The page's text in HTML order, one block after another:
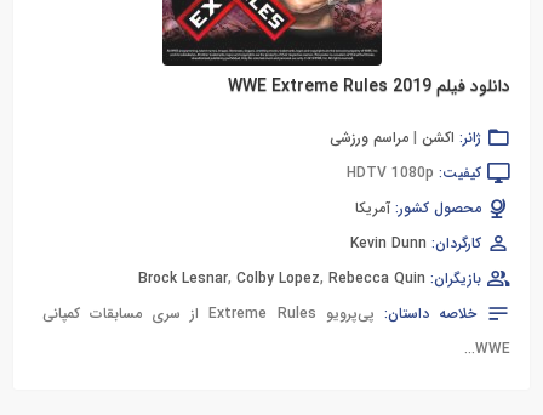
دانلود فیلم WWE Extreme Rules 2019
ژانر: اکشن | مراسم ورزشی
کیفیت: HDTV 1080p
محصول کشور: آمریکا
کارگردان: Kevin Dunn
بازیگران:
Brock Lesnar, Colby Lopez, Rebecca Quin
خلاصه داستان:
پی‌پرویو Extreme Rules از سری مسابقات کمپانی
WWE...